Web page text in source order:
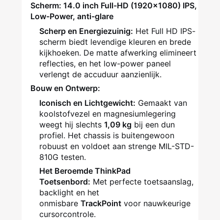
Scherm: 14.0 inch Full-HD (1920x1080) IPS,
Low-Power, anti-glare
Scherp en Energiezuinig: Het Full HD IPS-
scherm biedt levendige kleuren en brede
kijkhoeken. De matte afwerking elimineert
reflecties, en het low-power paneel
verlengt de accuduur aanzienlijk.
Bouw en Ontwerp:
Iconisch en Lichtgewicht: Gemaakt van
koolstofvezel en magnesiumlegering
weegt hij slechts 1,09 kg bij een dun
profiel. Het chassis is buitengewoon
robuust en voldoet aan strenge MIL-STD-
810G testen.
Het Beroemde ThinkPad
Toetsenbord: Met perfecte toetsaanslag,
backlight en het
onmisbare TrackPoint voor nauwkeurige
cursorcontrole.